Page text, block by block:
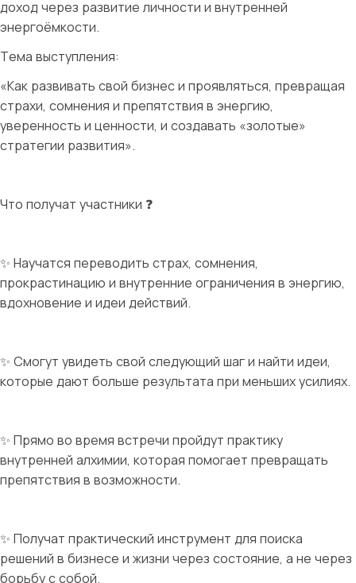
доход через развитие личности и внутренней
энергоёмкости.
Тема выступления:
«Как развивать свой бизнес и проявляться, превращая
страхи, сомнения и препятствия в энергию,
уверенность и ценности, и создавать «золотые»
стратегии развития».
Что получат участники ❓
✨ Научатся переводить страх, сомнения,
прокрастинацию и внутренние ограничения в энергию,
вдохновение и идеи действий.
✨ Смогут увидеть свой следующий шаг и найти идеи,
которые дают больше результата при меньших усилиях.
✨ Прямо во время встречи пройдут практику
внутренней алхимии, которая помогает превращать
препятствия в возможности.
✨ Получат практический инструмент для поиска
решений в бизнесе и жизни через состояние, а не через
борьбу с собой.